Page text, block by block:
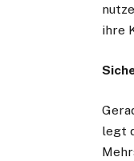
ihre
legt